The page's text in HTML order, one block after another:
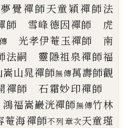
覺禪師天童穎禪師法
師 雪峰德因禪師 虎
光孝伊菴玉禪師 南
法嗣 靈隱祖泉禪師福
山晁禪師無傳萬壽師觀
禪師 石霜妙印禪師
福嵩巖洸禪師無傳竹林
海禪師不列章次天童瑾